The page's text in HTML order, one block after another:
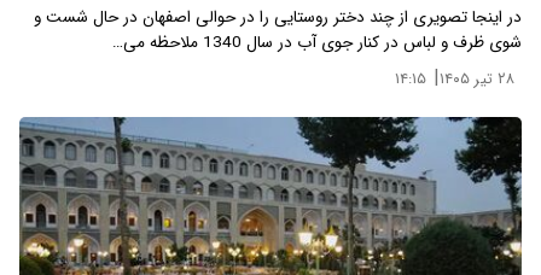
در اینجا تصویری از چند دختر روستایی را در حوالی اصفهان در حال شست و
شوی ظرف و لباس در کنار جوی آب در سال 1340 ملاحظه می…
۲۸ تیر ۱۴۰۵ | ۱۴:۱۵